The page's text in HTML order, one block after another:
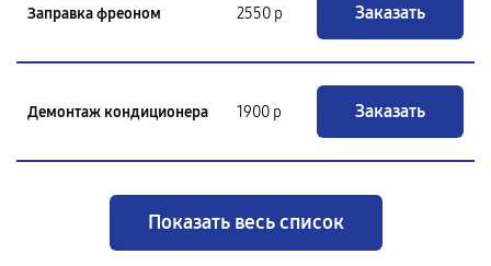
Заправка фреоном 2550 р Заказать
Демонтаж кондиционера 1900 р Заказать
Показать весь список